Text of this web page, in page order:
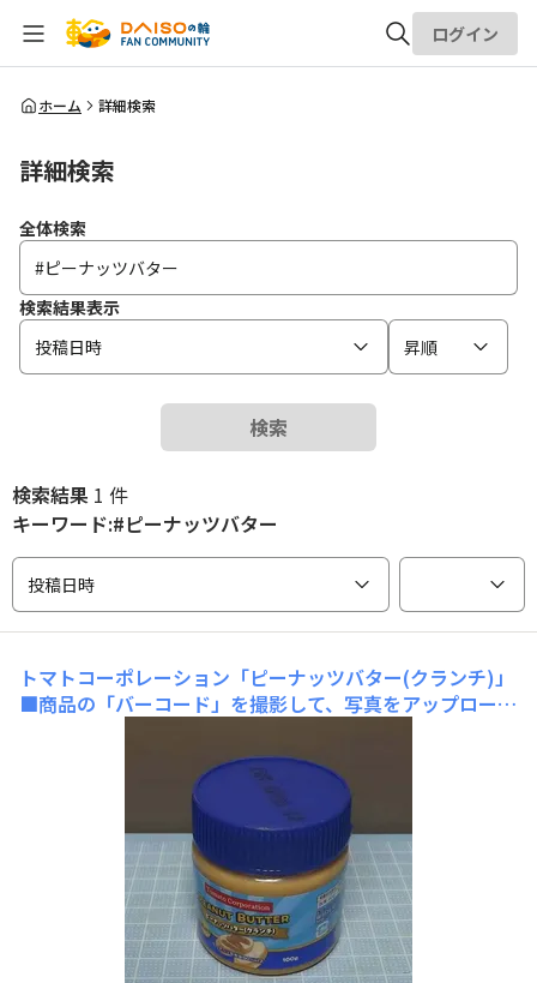
全体検索
ログイン
ホーム 詳細検索
詳細検索
全体検索
検索結果表示
投稿日時
昇順
検索
検索結果 1 件
キーワード:#ピーナッツバター
投稿日時
トマトコーポレーション「ピーナッツバター(クランチ)」
■商品の「バーコード」を撮影して、写真をアップロード
■商品全体の写真を撮影してね！■この商品のおすすめ度
は？3■購入した理由を教えて♪その他■この商品のおす
すめポイントを教えて✍ピーナッツバター